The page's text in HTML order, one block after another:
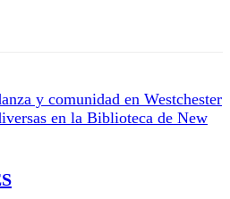
y comunidad en Westchester
en la Biblioteca de New